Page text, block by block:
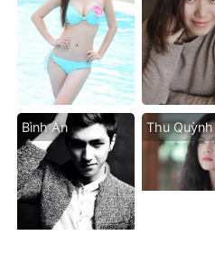
Bình An Thu Quỳnh